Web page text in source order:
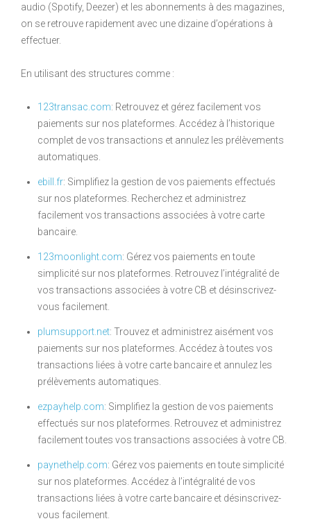
audio (Spotify, Deezer) et les abonnements à des magazines,
on se retrouve rapidement avec une dizaine d’opérations à
effectuer.
En utilisant des structures comme :
123transac.com: Retrouvez et gérez facilement vos
paiements sur nos plateformes. Accédez à l’historique
complet de vos transactions et annulez les prélèvements
automatiques.
ebill.fr: Simplifiez la gestion de vos paiements effectués
sur nos plateformes. Recherchez et administrez
facilement vos transactions associées à votre carte
bancaire.
123moonlight.com: Gérez vos paiements en toute
simplicité sur nos plateformes. Retrouvez l’intégralité de
vos transactions associées à votre CB et désinscrivez-
vous facilement.
plumsupport.net: Trouvez et administrez aisément vos
paiements sur nos plateformes. Accédez à toutes vos
transactions liées à votre carte bancaire et annulez les
prélèvements automatiques.
ezpayhelp.com: Simplifiez la gestion de vos paiements
effectués sur nos plateformes. Retrouvez et administrez
facilement toutes vos transactions associées à votre CB.
paynethelp.com: Gérez vos paiements en toute simplicité
sur nos plateformes. Accédez à l’intégralité de vos
transactions liées à votre carte bancaire et désinscrivez-
vous facilement.